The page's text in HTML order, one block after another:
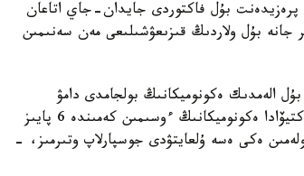
بۇل فاكتوردى جايدان-جاي اتاعان
جانە بۇل ولاردىڭ قىزىعۋشىلىعى مەن سەنىمىن
ءوسىمى 5,1 پايىزدى قۇرادى. بۇل الەمدىك ەكونوميكانىڭ بولجامدى دامۋ
قارقىنىنان شامامەن ەكى ەسە كوپ. ءبىز ورتامەرزىمدى پەرسپەكتيۆادا ەكونوميكانىڭ ءوسىمىن كەمىندە 6 پايىز
-جىلعا قاراي ونىڭ كولەمىن ەكى ەسە ۇلعايتۋدى جوسپارلاپ وتىرمىز، -